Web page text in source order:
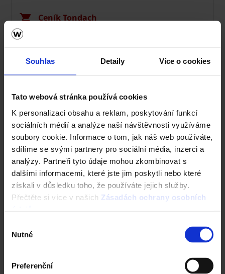
Souhlas Detaily Více o cookies
Tato webová stránka používá cookies
K personalizaci obsahu a reklam, poskytování funkcí
sociálních médií a analýze naší návštěvnosti využíváme
soubory cookie. Informace o tom, jak náš web používáte,
sdílíme se svými partnery pro sociální média, inzerci a
analýzy. Partneři tyto údaje mohou zkombinovat s
dalšími informacemi, které jste jim poskytli nebo které
získali v důsledku toho, že používáte jejich služby.
Přečtěte si více v našich Zásadách ochrany osobních
souhlasu
Nutné
Preferenční
Ceník Tondach
Technická podpora
Střechy ve vašem okolí
Vizualizace střechy
Registrace záruky All Inclusive
CAD Detaily střecha